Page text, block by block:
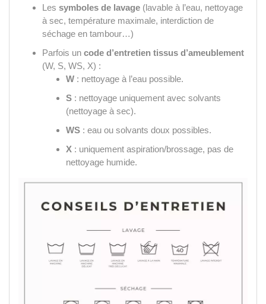
Les symboles de lavage (lavable à l’eau, nettoyage
à sec, température maximale, interdiction de
séchage en tambour…)
Parfois un code d’entretien tissus d’ameublement
(W, S, WS, X) :
W : nettoyage à l’eau possible.
S : nettoyage uniquement avec solvants
(nettoyage à sec).
WS : eau ou solvants doux possibles.
X : uniquement aspiration/brossage, pas de
nettoyage humide.